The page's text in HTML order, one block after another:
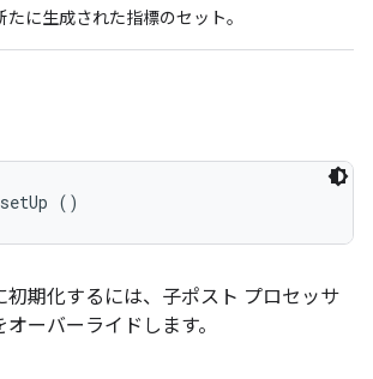
に生成された指標のセット。
()
初期化するには、子ポスト プロセッサ
ーバーライドします。